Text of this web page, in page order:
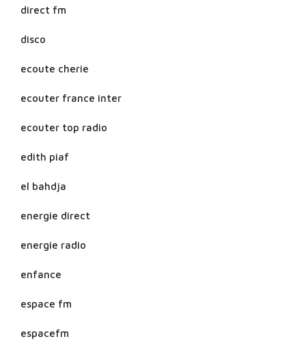
direct fm
disco
ecoute cherie
ecouter france inter
ecouter top radio
edith piaf
el bahdja
energie direct
energie radio
enfance
espace fm
espacefm